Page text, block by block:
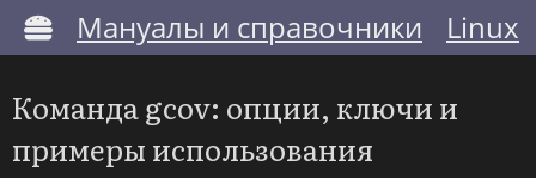
Мануалы и справочники Linux
Команда gcov: опции, ключи и
примеры использования